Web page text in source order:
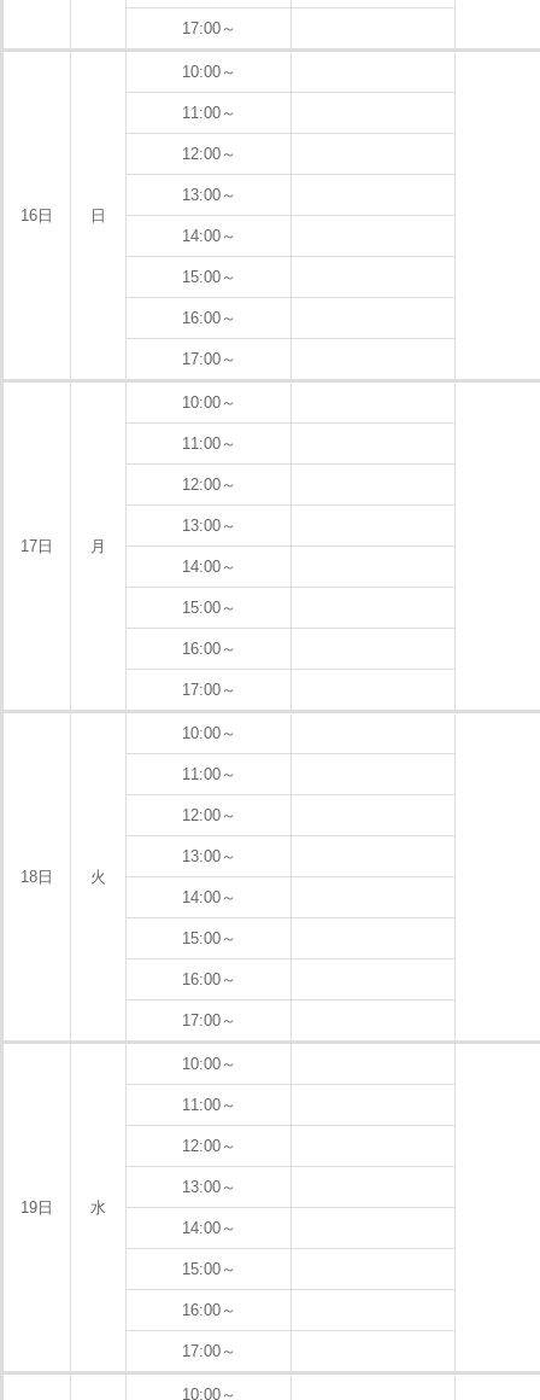
17:00～
16日 日
10:00～
11:00～
12:00～
13:00～
14:00～
15:00～
16:00～
17:00～
17日 月
10:00～
11:00～
12:00～
13:00～
14:00～
15:00～
16:00～
17:00～
18日 火
10:00～
11:00～
12:00～
13:00～
14:00～
15:00～
16:00～
17:00～
19日 水
10:00～
11:00～
12:00～
13:00～
14:00～
15:00～
16:00～
17:00～
10:00～